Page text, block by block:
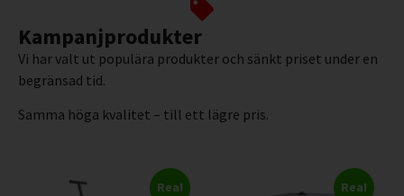
Kampanjprodukter
Vi har valt ut populära produkter och sänkt priset under en
begränsad tid.
Samma höga kvalitet – till ett lägre pris.
Rea! Rea!